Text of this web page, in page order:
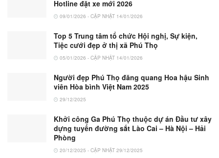
Hotline đặt xe mới 2026
09/01/2026 - CẬP NHẬT 14/01/2026
Top 5 Trung tâm tổ chức Hội nghị, Sự kiện,
Tiệc cưới đẹp ở thị xã Phú Thọ
05/01/2026 - CẬP NHẬT 14/01/2026
Người đẹp Phú Thọ đăng quang Hoa hậu Sinh
viên Hòa bình Việt Nam 2025
29/12/2025
Khởi công Ga Phú Thọ thuộc dự án Đầu tư xây
dựng tuyến đường sắt Lào Cai – Hà Nội – Hải
Phòng
20/12/2025 - CẬP NHẬT 29/12/2025